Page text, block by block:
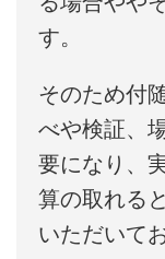
す。
そのため付
べや検証、
要になり、
算の取れる
いただいて